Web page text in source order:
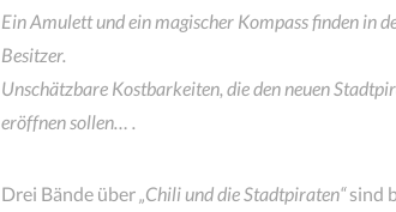
Ein Amulett und ein magischer Kompass finden in
Besitzer.
Unschätzbare Kostbarkeiten, die den neuen
eröffnen sollen… .
Drei Bände über„Chili und die Stadtpiraten“sind